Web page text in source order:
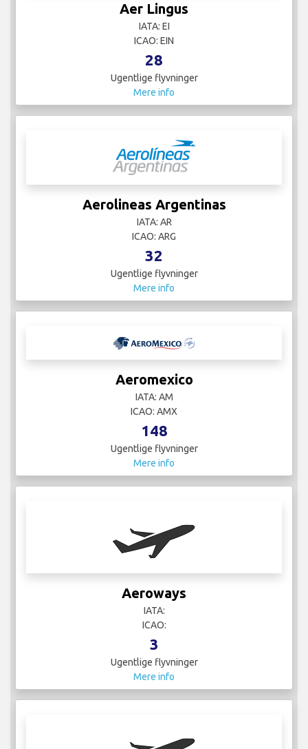
Aer Lingus
IATA: EI
ICAO: EIN
28
Ugentlige flyvninger
Mere info
Aerolineas Argentinas
IATA: AR
ICAO: ARG
32
Ugentlige flyvninger
Mere info
Aeromexico
IATA: AM
ICAO: AMX
148
Ugentlige flyvninger
Mere info
Aeroways
IATA:
ICAO:
3
Ugentlige flyvninger
Mere info